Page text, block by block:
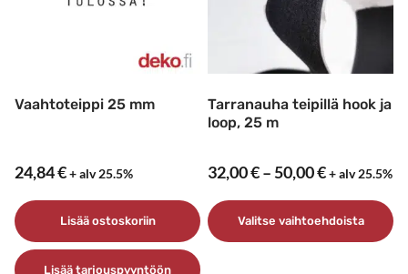
Vaahtoteippi 25 mm
24,84€+ alv 25.5%
Lisää ostoskoriin
Lisää tarjouspyyntöön
Tarranauha teipillä hook ja
loop, 25 m
32,00€– 50,00€
–
50,00 €
+ alv 25.5%
Valitse vaihtoehdoista